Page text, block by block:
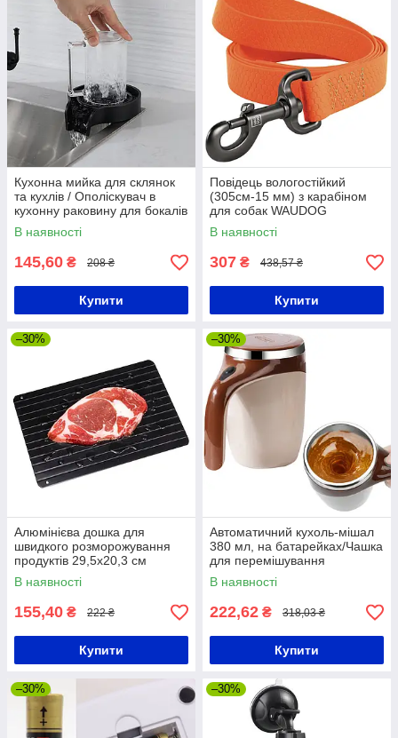
Кухонна мийка для склянок
та кухлів / Ополіскувач в
кухонну раковину для бокалів
В наявності
145,60 ₴ 208 ₴
Купити
Повідець вологостійкий
(305см-15 мм) з карабіном
для собак WAUDOG
Waterproof, S / Повідець для
прогулянок з собакою
В наявності
307 ₴ 438,57 ₴
Купити
–30%
Алюмінієва дошка для
швидкого розморожування
продуктів 29,5х20,3 см
Defrost Express/Дошка
килимок для
В наявності
155,40 ₴ 222 ₴
Купити
–30%
Автоматичний кухоль-мішал
380 мл, на батарейках/Чашка
для перемішування
В наявності
222,62 ₴ 318,03 ₴
Купити
–30% –30%